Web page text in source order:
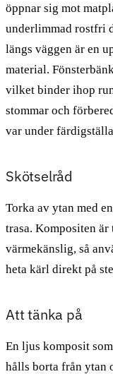
öppnar sig mot
underlimmad rostfri
längs väggen är en
material.
vilket binder ihop
stommar och
var under
Skötselråd
Torka av ytan med
trasa. Kompositen
värmekänslig, så
heta kärl direkt på
Att tänka på
En ljus komposit
hålls borta från ytan